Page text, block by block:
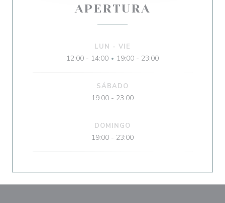
APERTURA
LUN -VIE
12:00 - 14:00 • 19:00 - 23:00
SÁBADO
19:00 - 23:00
DOMINGO
19:00 - 23:00